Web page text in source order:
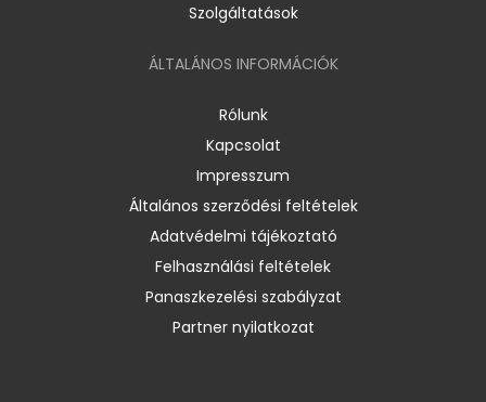
Szolgáltatások
ÁLTALÁNOS INFORMÁCIÓK
Rólunk
Kapcsolat
Impresszum
Általános szerződési feltételek
Adatvédelmi tájékoztató
Felhasználási feltételek
Panaszkezelési szabályzat
Partner nyilatkozat